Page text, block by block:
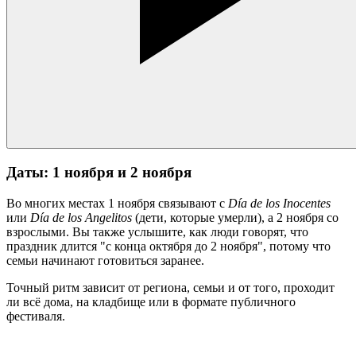
Даты: 1 ноября и 2 ноября
Во многих местах 1 ноября связывают с Día de los Inocentes
или Día de los Angelitos (дети, которые умерли), а 2 ноября со
взрослыми. Вы также услышите, как люди говорят, что
праздник длится "с конца октября до 2 ноября", потому что
семьи начинают готовиться заранее.
Точный ритм зависит от региона, семьи и от того, проходит
ли всё дома, на кладбище или в формате публичного
фестиваля.